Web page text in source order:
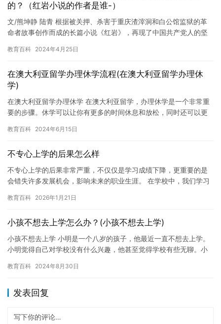
的？（红岩小说的作者是谁-）
文/熊坤静 陆青 根据被关押、杀害于重庆渣滓洞和白公馆监狱的革
命者故事创作而成的长篇小说《红岩》，再现了中国共产党人的坚
等…
教育百科 2024年4月25日
在澳大利亚留学办理休学流程(在澳大利亚留学办理休
学)
在澳大利亚留学办理休学 在澳大利亚留学，办理休学是一个非常重
要的步骤。休学可以让你有更多的时间休息和放松，同时还可以更
学，…
教育百科 2024年6月15日
不专心上学的后果怎么样
不专心上学的后果非常严重，不仅仅是学习成绩下降，更重要的是
会错失许多发展机会，影响未来的职业生涯。 在学校中，我们学习
远的…
教育百科 2026年1月21日
小孩不想去上学怎么办？(小孩不想去上学)
小孩不想去上学 小明是一个八岁的孩子，他最近一直不想去上学。
小明觉得自己对学校没有什么兴趣，他甚至觉得学校有些无聊。小
法克…
教育百科 2024年8月30日
发表回复